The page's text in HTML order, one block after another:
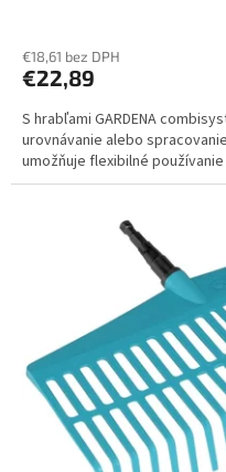
€18,61 bez DPH
€22,89
S hrabľami GARDENA
urovnávanie alebo
umožňuje flexibilné